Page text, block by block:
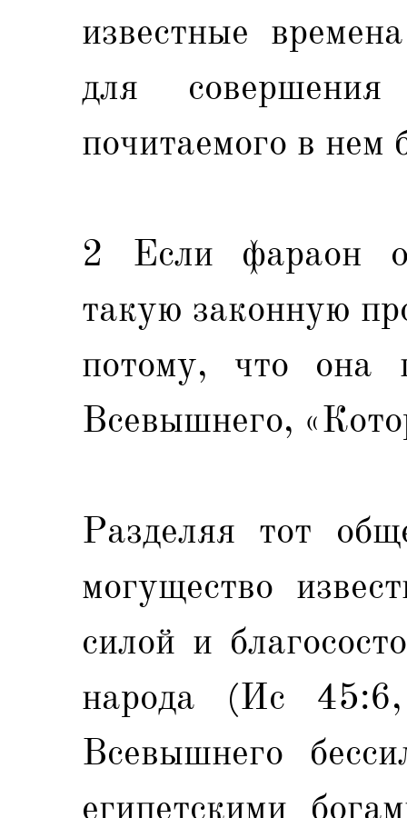
известные
для
почитаемого в нем
2 Если фараон
такую законную
потому, что она
Всевышнего,
Разделяя тот
могущество
силой и
народа (Ис
Всевышнего
египетскими